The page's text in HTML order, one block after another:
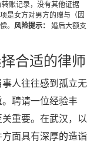
账记录，没有其他证据
是女方对男方的赠与（因
。 风险提示：
婚后大额支
合适的律师
人往往感到孤立无
聘请一位经验丰
重要。在武汉，以
面具有深厚的造诣